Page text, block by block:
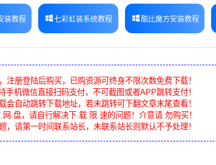
装教程 七彩虹装系统教程 酷比魔方安装教程
注册登陆后购买，已购资源可终身不限次数免费下载！
手机微信直接扫码支付，不可截图或者APP跳转支付！
会自动跳转下载地址，若未跳转可下翻文章末尾查看！
.盘，请自行解决下.载.限.速的问题！介意请.勿购买！
，请第一时间联系站长，未联系站长则默认不予处理！